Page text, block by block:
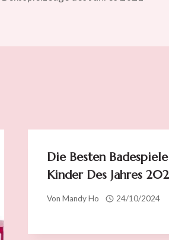
Die Besten
Kinder Des Jahres
Von Mandy Ho 24/10/2024